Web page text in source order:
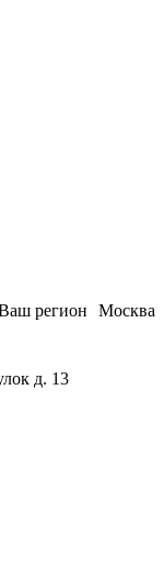
Москва
регион
д. 13